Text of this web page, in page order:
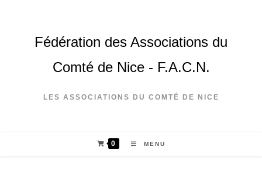
Fédération des Associations du
Comté de Nice - F.A.C.N.
LES ASSOCIATIONS DU COMTÉ DE NICE
0 MENU